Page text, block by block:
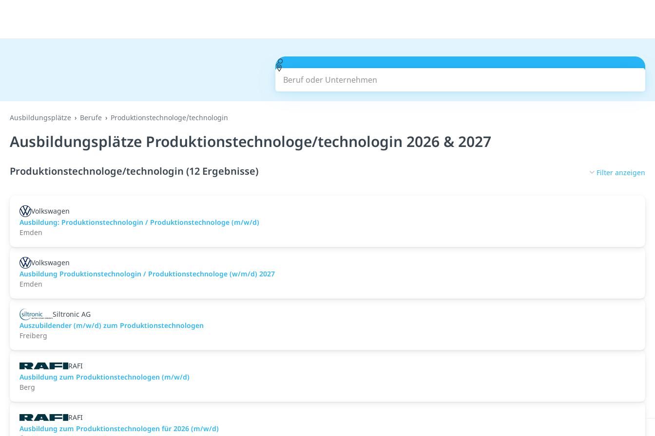
Beruf oder Unternehmen
Ausbildungsplätze Berufe Produktionstechnologe/technologin
Ausbildungsplätze Produktionstechnologe/technologin 2026 & 2027
Produktionstechnologe/technologin (12 Ergebnisse) Filter anzeigen
Volkswagen
Ausbildung: Produktionstechnologin / Produktionstechnologe (m/w/d)
Emden
Volkswagen
Ausbildung Produktionstechnologin / Produktionstechnologe (w/m/d) 2027
Emden
Siltronic AG
Auszubildender (m/w/d) zum Produktionstechnologen
Freiberg
RAFI
Ausbildung zum Produktionstechnologen (m/w/d)
Berg
RAFI
Ausbildung zum Produktionstechnologen für 2026 (m/w/d)